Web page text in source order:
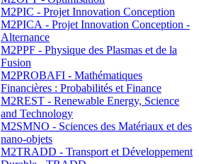
M2PIC - Projet Innovation Conception
M2PICA - Projet Innovation Conception -
Alternance
M2PPF - Physique des Plasmas et de la
Fusion
M2PROBAFI - Mathématiques
Financières : Probabilités et Finance
M2REST - Renewable Energy, Science
and Technology
M2SMNO - Sciences des Matériaux et des
nano-objets
M2TRADD - Transport et Développement